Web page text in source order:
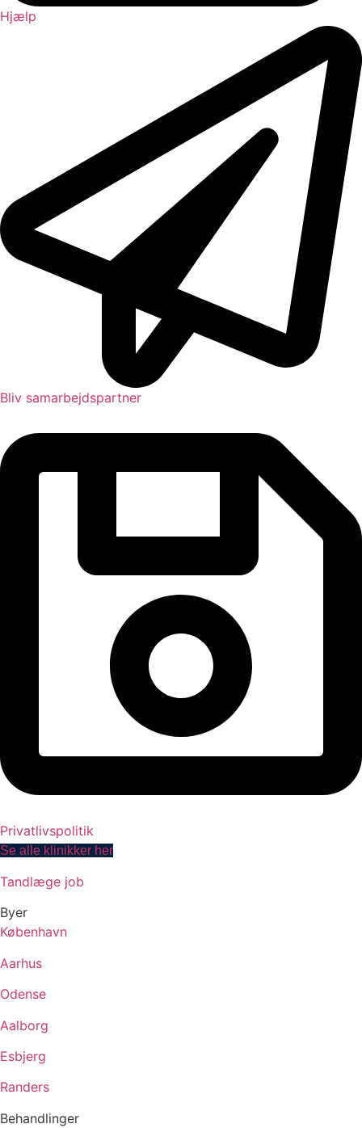
Hjælp
Bliv samarbejdspartner
Privatlivspolitik
Se alle klinikker her
Tandlæge job
Byer
København
Aarhus
Odense
Aalborg
Esbjerg
Randers
Behandlinger